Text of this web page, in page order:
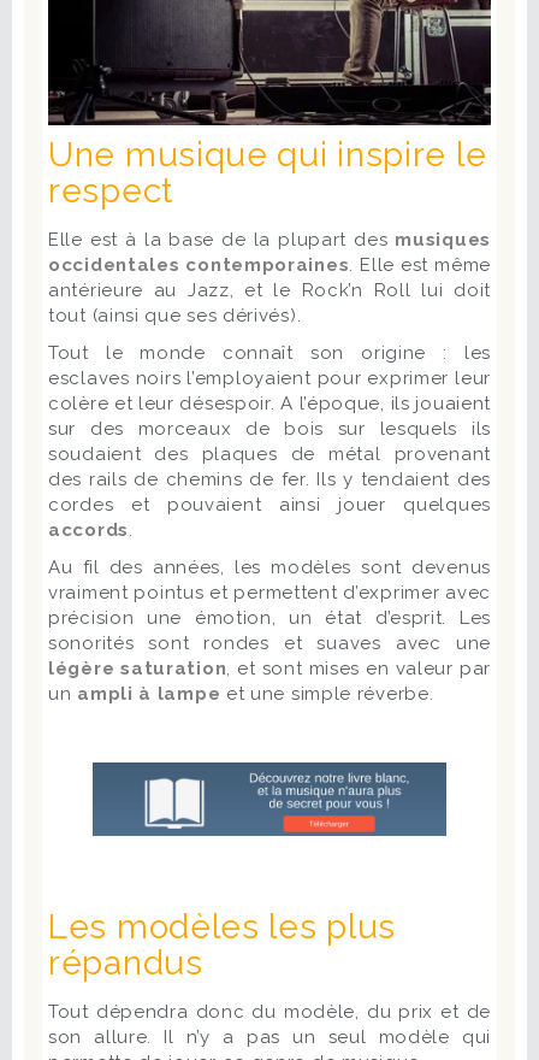
Une musique qui inspire le
respect
Elle est à la base de la plupart des musiques
occidentales contemporaines. Elle est même
antérieure au Jazz, et le Rock’n Roll lui doit
tout (ainsi que ses dérivés).
Tout le monde connaît son origine : les
esclaves noirs l’employaient pour exprimer leur
colère et leur désespoir. A l’époque, ils jouaient
sur des morceaux de bois sur lesquels ils
soudaient des plaques de métal provenant
des rails de chemins de fer. Ils y tendaient des
cordes et pouvaient ainsi jouer quelques
accords.
Au fil des années, les modèles sont devenus
vraiment pointus et permettent d’exprimer avec
précision une émotion, un état d’esprit. Les
sonorités sont rondes et suaves avec une
légère saturation, et sont mises en valeur par
un ampli à lampe et une simple réverbe.
Les modèles les plus
répandus
Tout dépendra donc du modèle, du prix et de
son allure. Il n’y a pas un seul modèle qui